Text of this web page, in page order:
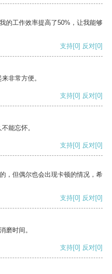
的工作效率提高了50%，让我能够
支持[0] 反对[0]
非常方便。
支持[0] 反对[0]
能忘怀。
支持[0] 反对[0]
，但偶尔也会出现卡顿的情况，希
支持[0] 反对[0]
磨时间。
支持[0] 反对[0]